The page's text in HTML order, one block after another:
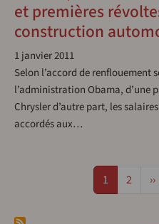
et premières
construction
1 janvier 2011
Selon l’accord de renflouement
l’administration Obama, d’une
Chrysler d’autre part, les
accordés aux…
Page
1 Page
2 ››